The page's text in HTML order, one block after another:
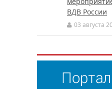
ВДВ России
03 августа